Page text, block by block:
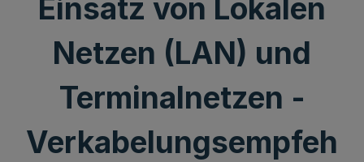
Einsatz von Lokalen
Netzen (LAN) und
Terminalnetzen -
Verkabelungsempfeh